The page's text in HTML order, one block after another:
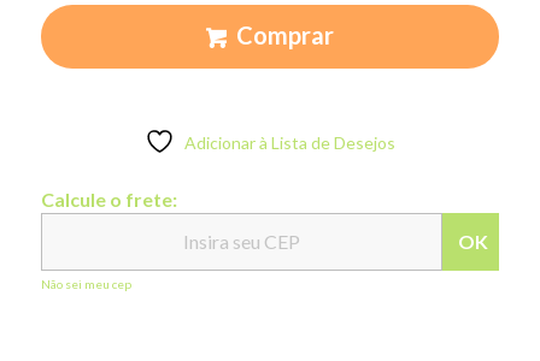
Comprar
Adicionar à Lista de Desejos
Calcule o frete:
OK
Não sei meu cep